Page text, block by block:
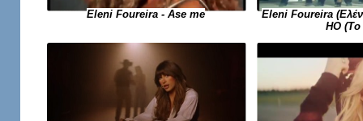
Eleni Foureira - Ase me
Eleni Foureira
HO